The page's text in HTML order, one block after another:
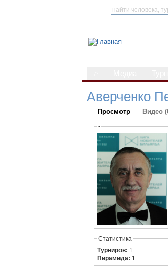
Аверченко
Просмотр Видео
-
Статистика
Турниров: 1
Пирамида: 1